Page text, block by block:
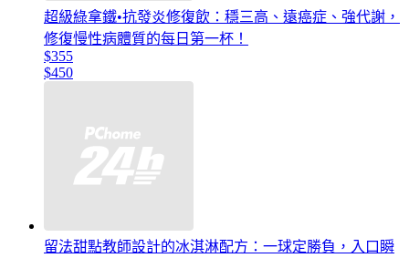
超級綠拿鐵•抗發炎修復飲：穩三高、遠癌症、強代謝，
修復慢性病體質的每日第一杯！
$355
$450
留法甜點教師設計的冰淇淋配方：一球定勝負，入口瞬